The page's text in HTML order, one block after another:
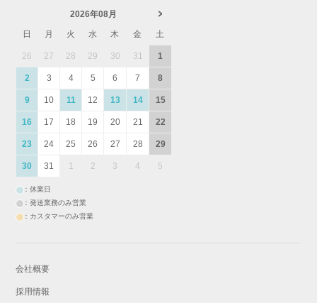
2026年08月
日
月 火 水 木 金 土
26 27 28 29 30 31 1
2 3 4 5 6 7 8
9 10 11 12 13 14 15
16 17 18 19 20 21 22
23 24 25 26 27 28 29
30 31 1 2 3 4 5
：休業日
：発送業務のみ営業
：カスタマーのみ営業
会社概要
採用情報